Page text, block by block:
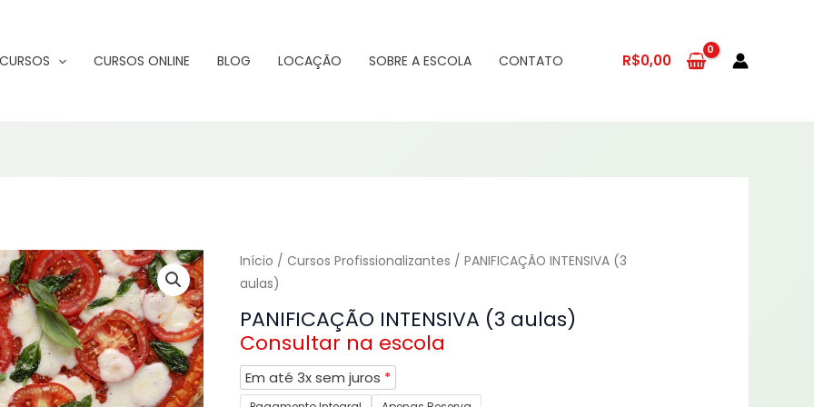
CURSOS CURSOS ONLINE BLOG LOCAÇÃO SOBRE A ESCOLA CONTATO R$0,00
Início / Cursos Profissionalizantes / PANIFICAÇÃO INTENSIVA (3
aulas)
PANIFICAÇÃO INTENSIVA (3 aulas)
Em até 3x sem juros *
PANIFICAÇÃO
INTENSIVA
(3
aulas)